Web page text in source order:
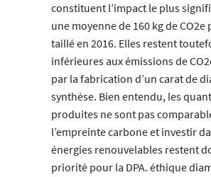
constituent l’impact le plus
une moyenne de 160 kg de CO2e
taillé en 2016. Elles restent
inférieures aux émissions de
par la fabrication d’un carat de
synthèse. Bien entendu, les
produites ne sont pas
l’empreinte carbone et investir
énergies renouvelables restent
priorité pour la DPA. éthique